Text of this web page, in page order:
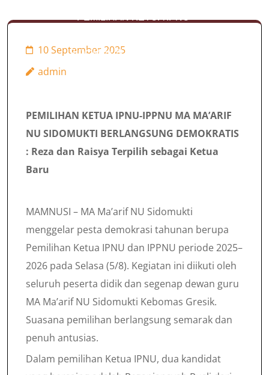
PEMILIHAN KETUA IPNU-
SIDOMUKTI BERLANGSUNG
10 September 2025
admin
PEMILIHAN KETUA IPNU-IPPNU MA MA’ARIF
NU SIDOMUKTI BERLANGSUNG DEMOKRATIS
: Reza dan Raisya Terpilih sebagai Ketua
Baru
MAMNUSI – MA Ma’arif NU Sidomukti
menggelar pesta demokrasi tahunan berupa
Pemilihan Ketua IPNU dan IPPNU periode 2025–
2026 pada Selasa (5/8). Kegiatan ini diikuti oleh
seluruh peserta didik dan segenap dewan guru
MA Ma’arif NU Sidomukti Kebomas Gresik.
Suasana pemilihan berlangsung semarak dan
penuh antusias.
Dalam pemilihan Ketua IPNU, dua kandidat